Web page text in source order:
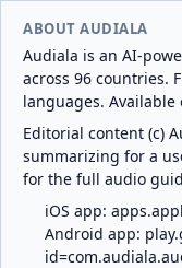
ABOUT AUDIALA
Audiala is an AI-
across 96 countries.
languages. Available
Editorial content (c)
summarizing for a
for the full audio
iOS app:
Android app: